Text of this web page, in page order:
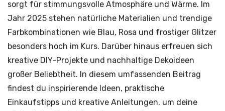
sorgt für stimmungsvolle Atmosphäre und Wärme. Im
Jahr 2025 stehen natürliche Materialien und trendige
Farbkombinationen wie Blau, Rosa und frostiger Glitzer
besonders hoch im Kurs. Darüber hinaus erfreuen sich
kreative DIY-Projekte und nachhaltige Dekoideen
großer Beliebtheit. In diesem umfassenden Beitrag
findest du inspirierende Ideen, praktische
Einkaufstipps und kreative Anleitungen, um deine